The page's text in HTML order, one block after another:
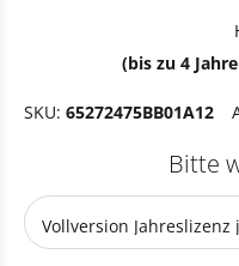
(bis zu 4
SKU: 65272475BB01A12
Bitte